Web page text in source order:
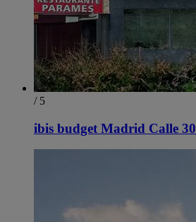
/ 5
ibis budget Madrid Calle 30